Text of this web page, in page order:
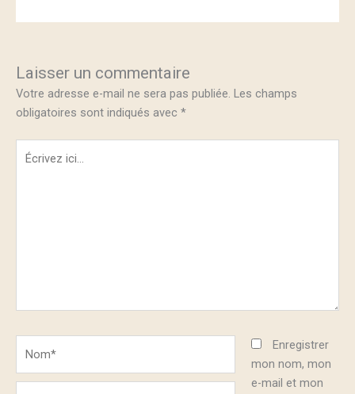
Laisser un commentaire
Votre adresse e-mail ne sera pas publiée. Les champs
obligatoires sont indiqués avec *
Écrivez
ici…
Enregistrer
mon nom, mon
e-mail et mon